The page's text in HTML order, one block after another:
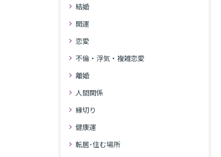
結婚
開運
恋愛
不倫・浮気・複雑恋愛
離婚
人間関係
縁切り
健康運
転居･住む場所